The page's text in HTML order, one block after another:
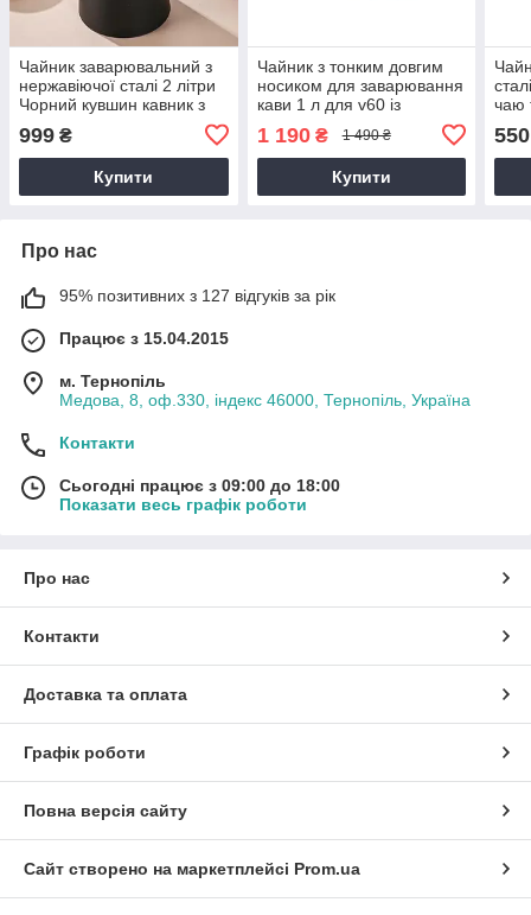
Чайник заварювальний з
нержавіючої сталі 2 літри
Чорний кувшин кавник з
кришкою для чаю та кави
999 ₴
Купити
Чайник з тонким довгим
носиком для заварювання
кави 1 л для v60 із
плити кавовий Чорний
1 190₴ 1 490 ₴
Купити
чаю
550
Про нас
95% позитивних з 127 відгуків за рік
Працює з 15.04.2015
м. Тернопіль
Медова, 8, оф.330, індекс 46000, Тернопіль, Україна
Контакти
Сьогодні працює з 09:00 до 18:00
Показати весь графік роботи
Про нас
Контакти
Доставка та оплата
Графік роботи
Повна версія сайту
Сайт створено на маркетплейсі Prom.ua